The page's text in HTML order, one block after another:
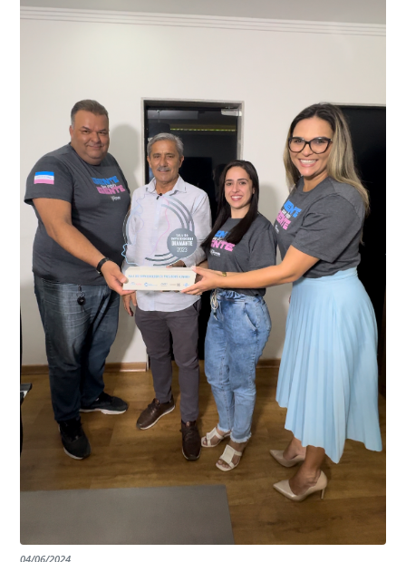
adulteração, imediatamente, a central de
videomonitoramento acionou a Guarda Civil Municipal,
Durante a abordagem a adulteração foi comprovada,
através da conferência do Chassi, a motocicleta, bem
conta do sistema de videomonitoramento instalado
recentemente em todo o município de Presidente
Kennedy, o sistema é integrado com outros municípios
do país, sendo possível a identificação de veículos por
meio do cruzamento de informações, nesse caso
específico, com dados de uma cidade do Estado do Rio
de Janeiro.
“Mais de 100 câmeras foram instaladas na sede e no
interior de Presidente Kennedy, garantindo mais
segurança à população, seja nas ruas, no comércio, os
produtores agropecuários. Estamos no rumo certo,
parabéns a todos os servidores que contribuem para a
segurança da nossa cidade”, destaca o prefeito Dorlei
Fontão.
04/06/2024